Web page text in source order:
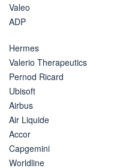
Valeo
ADP
Hermes
Valerio Therapeutics
Pernod Ricard
Ubisoft
Airbus
Air Liquide
Accor
Capgemini
Worldline